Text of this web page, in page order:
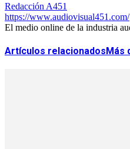
Redacción A451
https://www.audiovisual451.com/
El medio online de la industria
Artículos relacionadosMás